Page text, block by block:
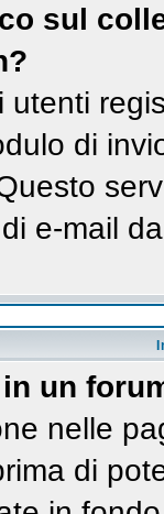
sul
di
e-mail
un
nelle
di